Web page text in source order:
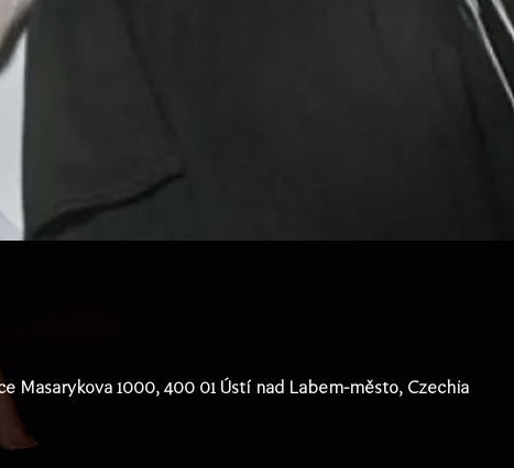
Masarykova 1000, 400 01 Ústí nad Labem-město, Czechia